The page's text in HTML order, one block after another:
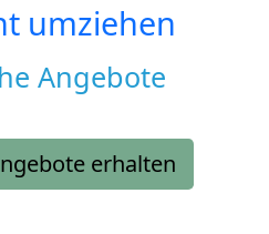
umziehen
Angebote
erhalten